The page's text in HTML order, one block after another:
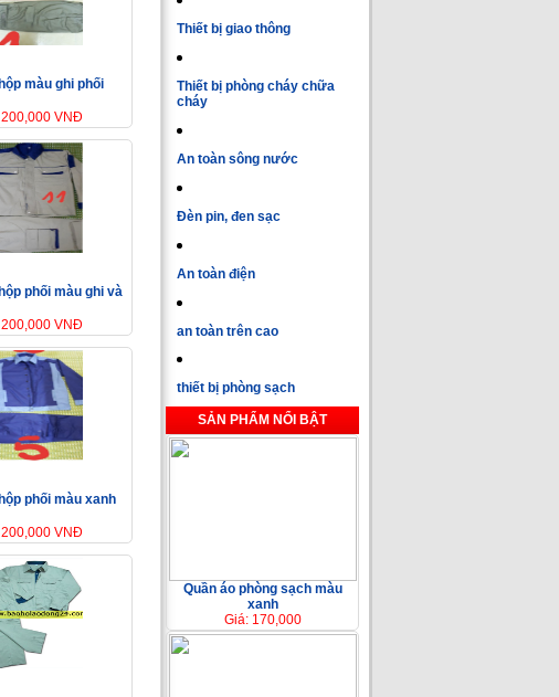
màu ghi phối
VNĐ
phối màu ghi và
VNĐ
phối màu xanh
VNĐ
Thiết bị giao thông
Thiết bị phòng cháy chữa
cháy
An toàn sông nước
Đèn pin, đen sạc
An toàn điện
an toàn trên cao
thiết bị phòng sạch
SẢN PHẨM NỔI BẬT
Quần áo phòng sạch màu
xanh
Giá: 170,000